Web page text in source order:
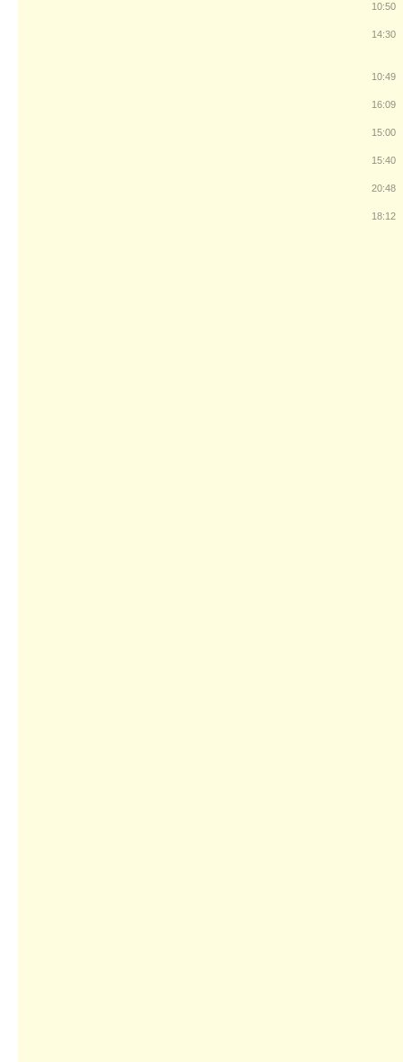
10:50
14:30
10:49
16:09
15:00
15:40
20:48
18:12